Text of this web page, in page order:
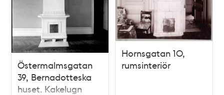
Östermalmsgatan
39, Bernadotteska
huset. Kakelugn
Hornsgatan 10,
rumsinteriör